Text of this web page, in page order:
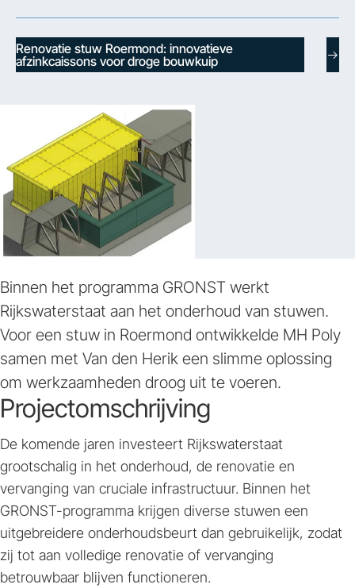
Renovatie stuw Roermond: innovatieve
afzinkcaissons voor droge bouwkuip
Binnen het programma GRONST werkt
Rijkswaterstaat aan het onderhoud van stuwen.
Voor een stuw in Roermond ontwikkelde MH Poly
samen met Van den Herik een slimme oplossing
om werkzaamheden droog uit te voeren.
Projectomschrijving
De komende jaren investeert Rijkswaterstaat
grootschalig in het onderhoud, de renovatie en
vervanging van cruciale infrastructuur. Binnen het
GRONST-programma krijgen diverse stuwen een
uitgebreidere onderhoudsbeurt dan gebruikelijk, zodat
zij tot aan volledige renovatie of vervanging
betrouwbaar blijven functioneren.